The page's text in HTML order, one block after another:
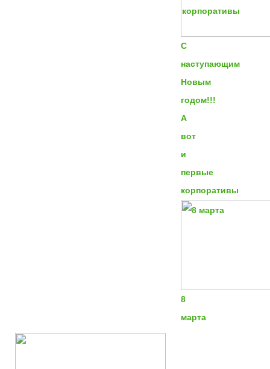
С
наступающим
Новым
годом!!!
А
вот
и
первые
корпоративы
8
марта